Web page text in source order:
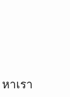
าเรา